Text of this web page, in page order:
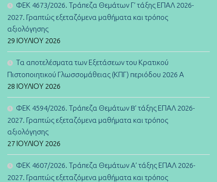
ΦΕΚ 4673/2026. Τράπεζα Θεμάτων Γ’ τάξης ΕΠΑΛ 2026-
2027. Γραπτώς εξεταζόμενα μαθήματα και τρόπος
αξιολόγησης
29 ΙΟΥΛΊΟΥ 2026
Τα αποτελέσματα των Εξετάσεων του Κρατικού
Πιστοποιητικού Γλωσσομάθειας (ΚΠΓ) περιόδου 2026 Α
28 ΙΟΥΛΊΟΥ 2026
ΦΕΚ 4594/2026. Τράπεζα Θεμάτων B’ τάξης ΕΠΑΛ 2026-
2027. Γραπτώς εξεταζόμενα μαθήματα και τρόπος
αξιολόγησης
27 ΙΟΥΛΊΟΥ 2026
ΦΕΚ 4607/2026. Τράπεζα Θεμάτων Α’ τάξης ΕΠΑΛ 2026-
2027. Γραπτώς εξεταζόμενα μαθήματα και τρόπος